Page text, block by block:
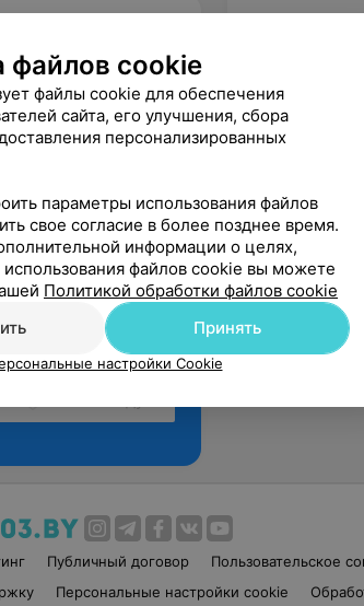
Публичный договор Пользовательское
Персональные настройки cookie
файлов cookie
файлы cookie для обеспечения
сайта, его улучшения, сбора
персонализированных
параметры использования файлов
свое согласие в более позднее время.
информации о целях,
использования файлов cookie вы можете
Политикой обработки файлов cookie
Принять
настройки Cookie